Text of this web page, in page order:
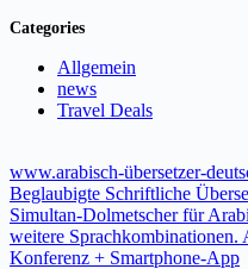
Categories
Allgemein
news
Travel Deals
www.arabisch-übersetzer-
Beglaubigte Schriftliche
Simultan-Dolmetscher für
weitere
Konferenz + Smartphone-App